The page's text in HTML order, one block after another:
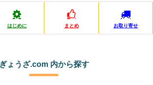
はじめに まとめ お取り寄せ
ぎょうざ.com 内から探す